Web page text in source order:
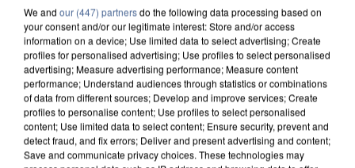
BERNAY: DAB+
ÉVREUX: DAB+
PONT-AUDEMER: DAB+
VERNON: DAB+
OISE
BEAUVAIS: DAB+
COMPIEGNE: DAB+
We and our (447) partnersdo the following data processing based on
your consent and/or our legitimate interest: Store and/or access
information on a device; Use limited data to select advertising; Create
profiles for personalised advertising; Use profiles to select personalised
advertising; Measure advertising performance; Measure content
performance; Understand audiences through statistics or combinations
of data from different sources; Develop and improve services; Create
profiles to personalise content; Use profiles to select personalised
content; Use limited data to select content; Ensure security, prevent and
detect fraud, and fix errors; Deliver and present advertising and content;
Save and communicate privacy choices. These technologies may